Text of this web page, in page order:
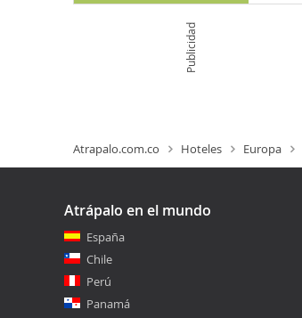
Publicidad
Atrapalo.com.co Hoteles Europa
Atrápalo en el mundo
España
Chile
Perú
Panamá